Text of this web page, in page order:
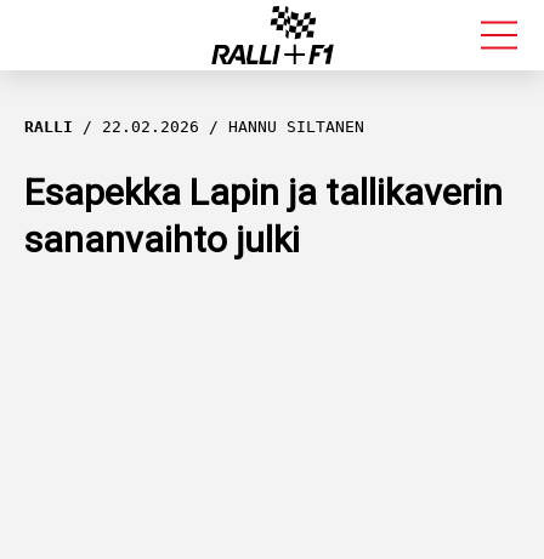
FORMULA 1
RALLI
KALLE ROVANPERÄ
RALLI 22.02.2026 HANNU SILTANEN
Esapekka Lapin ja tallikaverin
sananvaihto julki